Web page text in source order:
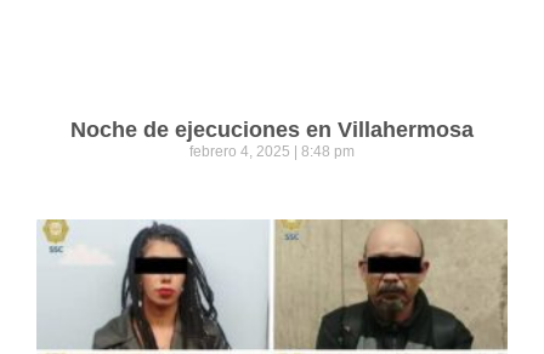
Noche de ejecuciones en Villahermosa
febrero 4, 2025 8:48 pm